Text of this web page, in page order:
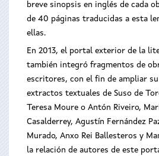
breve sinopsis en inglés de cada
de 40 páginas traducidas a esta
ellas.
En 2013, el portal exterior de la
también integró fragmentos de
escritores, con el fin de ampliar
extractos textuales de Suso de
Teresa Moure o Antón Riveiro,
Casalderrey, Agustín Fernández
Murado, Anxo Rei Ballesteros y
la relación de autores de este